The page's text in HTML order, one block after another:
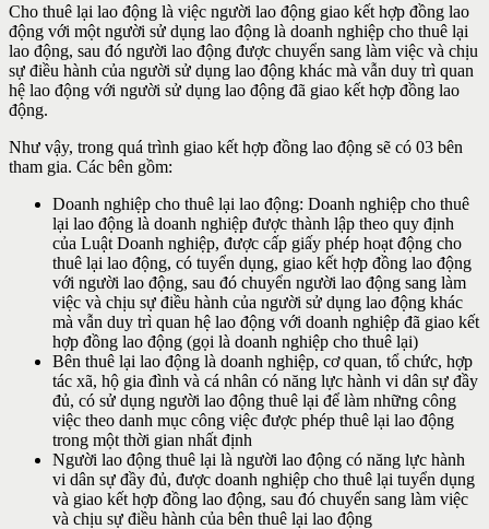
Cho thuê lại lao động là việc người lao động giao kết hợp đồng lao
động với một người sử dụng lao động là doanh nghiệp cho thuê lại
lao động, sau đó người lao động được chuyển sang làm việc và chịu
sự điều hành của người sử dụng lao động khác mà vẫn duy trì quan
hệ lao động với người sử dụng lao động đã giao kết hợp đồng lao
động.
Như vậy, trong quá trình giao kết hợp đồng lao động sẽ có 03 bên
tham gia. Các bên gồm:
Doanh nghiệp cho thuê lại lao động: Doanh nghiệp cho thuê
lại lao động là doanh nghiệp được thành lập theo quy định
của Luật Doanh nghiệp, được cấp giấy phép hoạt động cho
thuê lại lao động, có tuyển dụng, giao kết hợp đồng lao động
với người lao động, sau đó chuyển người lao động sang làm
việc và chịu sự điều hành của người sử dụng lao động khác
mà vẫn duy trì quan hệ lao động với doanh nghiệp đã giao kết
hợp đồng lao động (gọi là doanh nghiệp cho thuê lại)
Bên thuê lại lao động là doanh nghiệp, cơ quan, tổ chức, hợp
tác xã, hộ gia đình và cá nhân có năng lực hành vi dân sự đầy
đủ, có sử dụng người lao động thuê lại để làm những công
việc theo danh mục công việc được phép thuê lại lao động
trong một thời gian nhất định
Người lao động thuê lại là người lao động có năng lực hành
vi dân sự đầy đủ, được doanh nghiệp cho thuê lại tuyển dụng
và giao kết hợp đồng lao động, sau đó chuyển sang làm việc
và chịu sự điều hành của bên thuê lại lao động